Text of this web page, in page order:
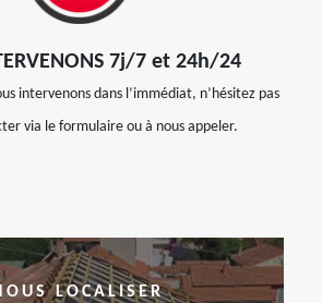
7j/7 et 24h/24
intervenons dans l’immédiat, n’hésitez pas
via le formulaire ou à nous appeler.
LOCALISER